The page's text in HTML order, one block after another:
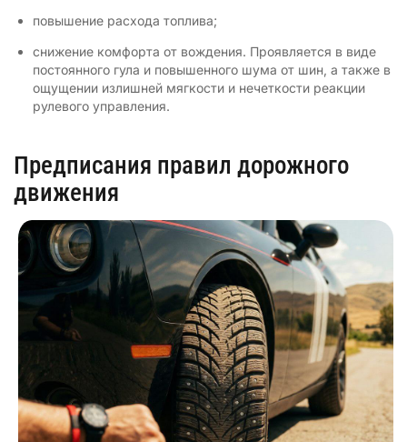
повышение расхода топлива;
снижение комфорта от вождения. Проявляется в виде
постоянного гула и повышенного шума от шин, а также в
ощущении излишней мягкости и нечеткости реакции
рулевого управления.
Предписания правил дорожного
движения